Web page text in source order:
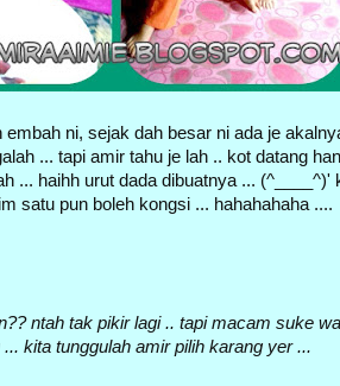
ni, sejak dah besar ni ada je
... tapi amir tahu je lah .. kot datang
... haihh urut dada dibuatnya ... (^____^)'
satu pun boleh kongsi ... hahahahaha ....
ntah tak pikir lagi .. tapi macam suke
kita tunggulah amir pilih karang yer ...